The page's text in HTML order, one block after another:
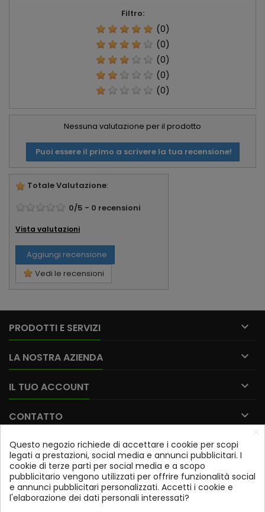
Filtro:
(0)
(0)
(0)
(0)
(0)
Nessuna valutazione per il prodotto
Puoi essere il primo a scrivere la tua recensione!
Totale Valutazione:
0/5 - 0 recensioni
Vista valutazioni
Aggiungi recensione
Vedi le recensioni
PRODOTTI E SERVIZI 
LA NOSTRA AZIENDA 
IL TUO ACCOUNT 
CONTATTO 
Iscriviti alla nostra newsletter
Potrai annullare l'iscrizione in qualsiasi momento. A tale
scopo, trovi le nostre informazioni di contatto nelle note
Questo negozio richiede di accettare i cookie per scopi
legati a prestazioni, social media e annunci pubblicitari. I
cookie di terze parti per social media e a scopo
pubblicitario vengono utilizzati per offrire funzionalità social
e annunci pubblicitari personalizzati. Accetti i cookie e
l'elaborazione dei dati personali interessati?